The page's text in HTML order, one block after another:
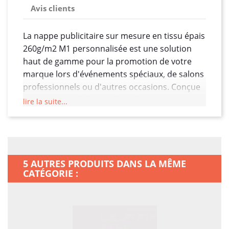
Avis clients
La nappe publicitaire sur mesure en tissu épais
260g/m2 M1 personnalisée est une solution
haut de gamme pour la promotion de votre
marque lors d'événements spéciaux, de salons
professionnels ou d'autres occasions. Conçue
avec un tissu de haute densité pesant
Le tissu épais confère à la nappe une sensation
de qualité supérieure, assurant qu'elle reste en
place et résiste bien à l'usure quotidienne. La
lire la suite...
5 AUTRES PRODUITS DANS LA MÊME
CATÉGORIE :